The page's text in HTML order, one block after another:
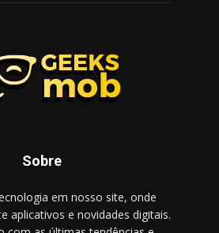
Sobre
em nosso site, onde
aplicativos e novidades digitais.